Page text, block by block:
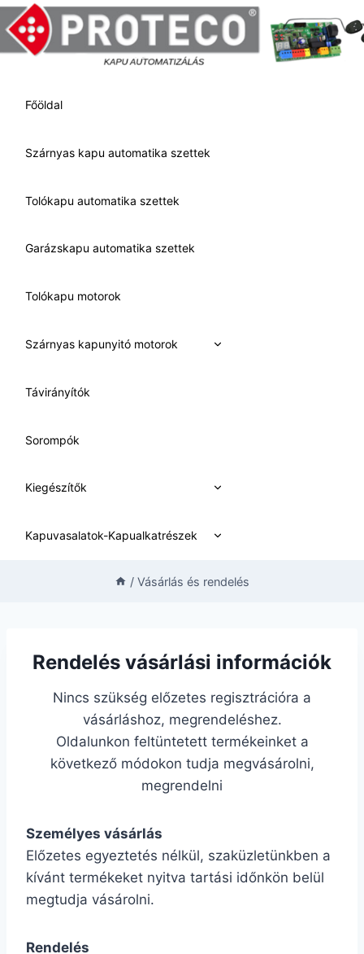
Skip
to
content
Főöldal
Szárnyas kapu automatika szettek
Tolókapu automatika szettek
Garázskapu automatika szettek
Tolókapu motorok
Szárnyas kapunyitó motorok
child
Távirányítók
Sorompók
Kiegészítők
child
Kapuvasalatok-Kapualkatrészek
child
/ Vásárlás és rendelés
Rendelés vásárlási információk
Nincs szükség előzetes regisztrációra a
vásárláshoz, megrendeléshez.
Oldalunkon feltüntetett termékeinket a
következő módokon tudja megvásárolni,
megrendelni
Személyes vásárlás
Előzetes egyeztetés nélkül, szaküzletünkben a
kívánt termékeket nyitva tartási időnkön belül
megtudja vásárolni.
Rendelés